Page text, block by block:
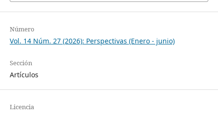
Número
Vol. 14 Núm. 27 (2026): Perspectivas (Enero - junio)
Sección
Artículos
Licencia